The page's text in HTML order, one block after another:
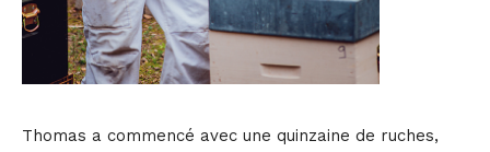
Thomas a commencé avec une quinzaine de ruches,